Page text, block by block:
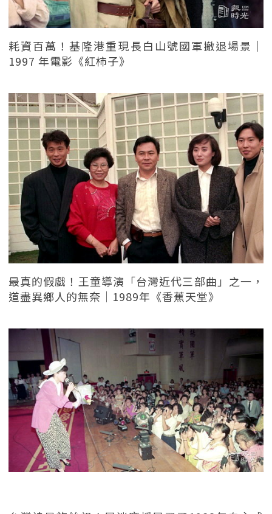
耗資百萬！基隆港重現長白山號國軍撤退場景｜
1997 年電影《紅柿子》
最真的假戲！王童導演「台灣近代三部曲」之一，
道盡異鄉人的無奈｜1989年《香蕉天堂》